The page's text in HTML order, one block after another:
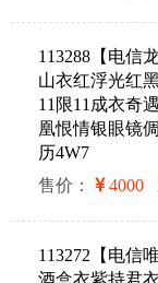
113288【电信
山衣红浮光红
11限11成衣奇
凰恨情银眼镜
历4W7
售价：
4000
113272【电信
酒盒衣紫持君